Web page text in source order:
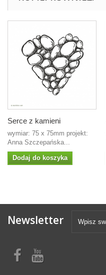
Serce z kamieni
wymiar: 75 x 75mm projekt:
Anna Szczepańska...
Dodaj do koszyka
Newsletter